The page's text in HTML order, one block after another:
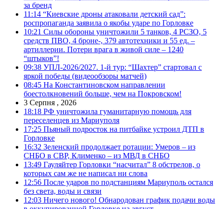
за бренд
11:14 “Киевские дроны атаковали детский сад”:
роспропаганда заявила о якобы ударе по Горловке
10:21 Силы обороны уничтожили 5 танков, 4 РСЗО, 5
средств ПВО, 4 броне-, 379 автотехники и 55 ед. –
артиллерии. Потери врага в живой силе – 1240
“штыков”!
09:38 УПЛ-2026/2027. 1-й тур: “Шахтер” стартовал с
яркой победы (видеообзоры матчей)
08:45 На Константиновском направлении
боестолкновений больше, чем на Покровском!
3 Серпня , 2026
18:18 РФ уничтожила гуманитарную помощь для
переселенцев из Мариуполя
17:25 Пьяный подросток на питбайке устроил ДТП в
Горловке
16:32 Зеленский продолжает ротации: Умеров – из
СНБО в СВР, Клименко – из МВД в СНБО
13:49 Гауляйтер Горловки “насчитал” 8 обстрелов, о
которых сам же не написал ни слова
12:56 После ударов по подстанциям Мариуполь остался
без света, воды и связи
12:03 Ничего нового! Обнародован график подачи воды